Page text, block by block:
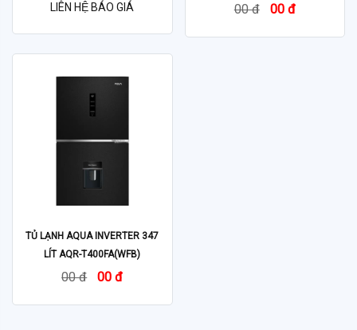
LIÊN HỆ BÁO GIÁ 00 đ 00 đ
TỦ LẠNH AQUA INVERTER 347
LÍT AQR-T400FA(WFB)
00 đ 00 đ